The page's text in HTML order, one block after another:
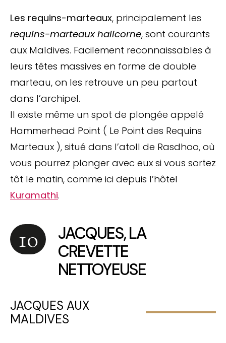
Les requins-marteaux, principalement les
requins-marteaux halicorne, sont courants
aux Maldives. Facilement reconnaissables à
leurs têtes massives en forme de double
marteau, on les retrouve un peu partout
dans l’archipel.
Il existe même un spot de plongée appelé
Hammerhead Point ( Le Point des Requins
Marteaux ), situé dans l’atoll de Rasdhoo, où
vous pourrez plonger avec eux si vous sortez
tôt le matin, comme ici depuis l’hôtel
Kuramathi.
JACQUES, LA
CREVETTE
NETTOYEUSE
JACQUES AUX
MALDIVES